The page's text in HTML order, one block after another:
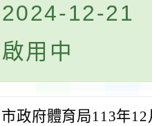
12-21
用中
政府體育局113年